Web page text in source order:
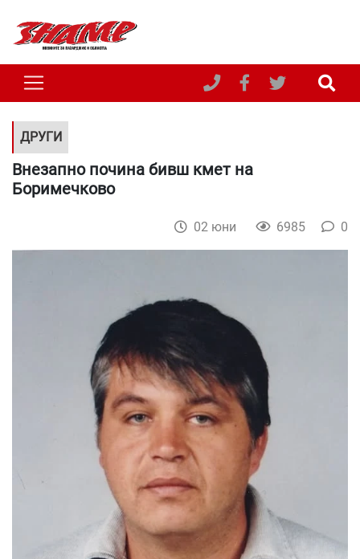
ДРУГИ
Внезапно почина бивш кмет на
Боримечково
02 юни 6985 0